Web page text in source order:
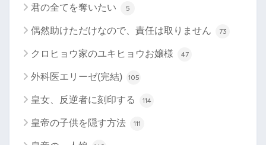
君の全てを奪いたい 5
偶然助けただけなので、責任は取りません 73
クロヒョウ家のユキヒョウお嬢様 47
外科医エリーゼ(完結) 105
皇女、反逆者に刻印する 114
皇帝の子供を隠す方法 111